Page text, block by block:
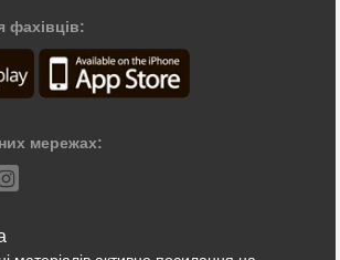
фахівців:
мережах: